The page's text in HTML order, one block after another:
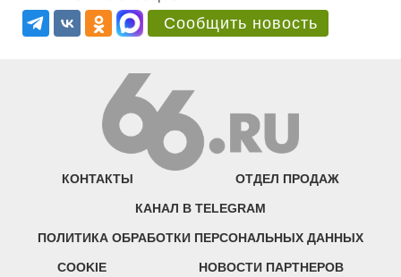
Сообщить новость
КОНТАКТЫ ОТДЕЛ ПРОДАЖ
КАНАЛ В TELEGRAM
ПОЛИТИКА ОБРАБОТКИ ПЕРСОНАЛЬНЫХ ДАННЫХ
COOKIE НОВОСТИ ПАРТНЕРОВ